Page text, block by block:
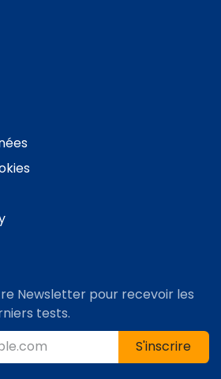
Newsletter pour recevoir les
tests.
S'inscrire​​